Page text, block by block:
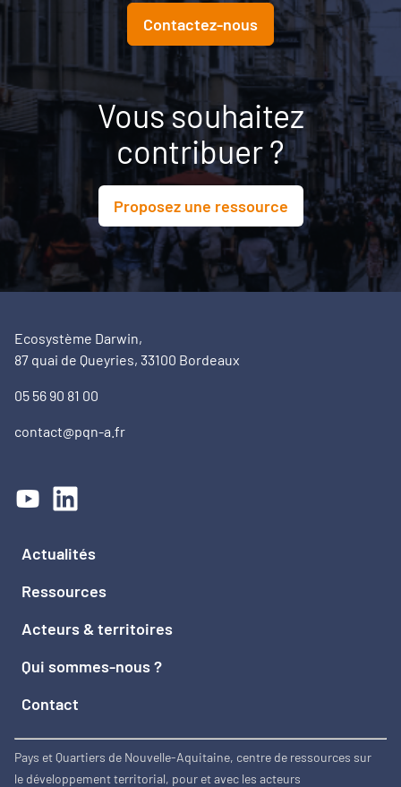
Contactez-nous
Vous souhaitez
contribuer ?
Proposez une ressource
Ecosystème Darwin,
87 quai de Queyries, 33100 Bordeaux
05 56 90 81 00
contact@pqn-a.fr
Actualités
Ressources
Acteurs & territoires
Qui sommes-nous ?
Contact
Pays et Quartiers de Nouvelle-Aquitaine, centre de ressources sur
le développement territorial, pour et avec les acteurs